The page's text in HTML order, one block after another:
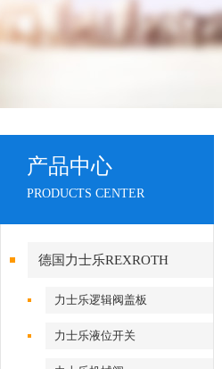
产品中心
PRODUCTS CENTER
德国力士乐REXROTH
力士乐逻辑阀盖板
力士乐液位开关